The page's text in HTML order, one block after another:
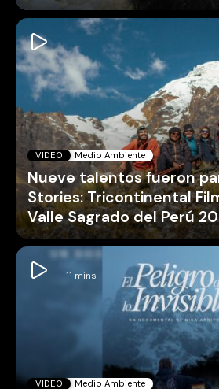
VIDEO Medio Ambiente
Nueve talentos fueron
Stories: Tricontinental
Valle Sagrado del Perú
VIDEO Medio Ambiente